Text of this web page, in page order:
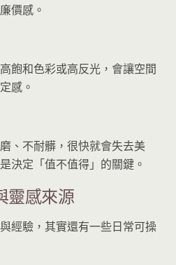
價感。
飽和色彩或高反光，會讓空間
感。
、不耐髒，很快就會失去美
決定「值不值得」的關鍵。
靈感來源
經驗，其實還有一些日常可操